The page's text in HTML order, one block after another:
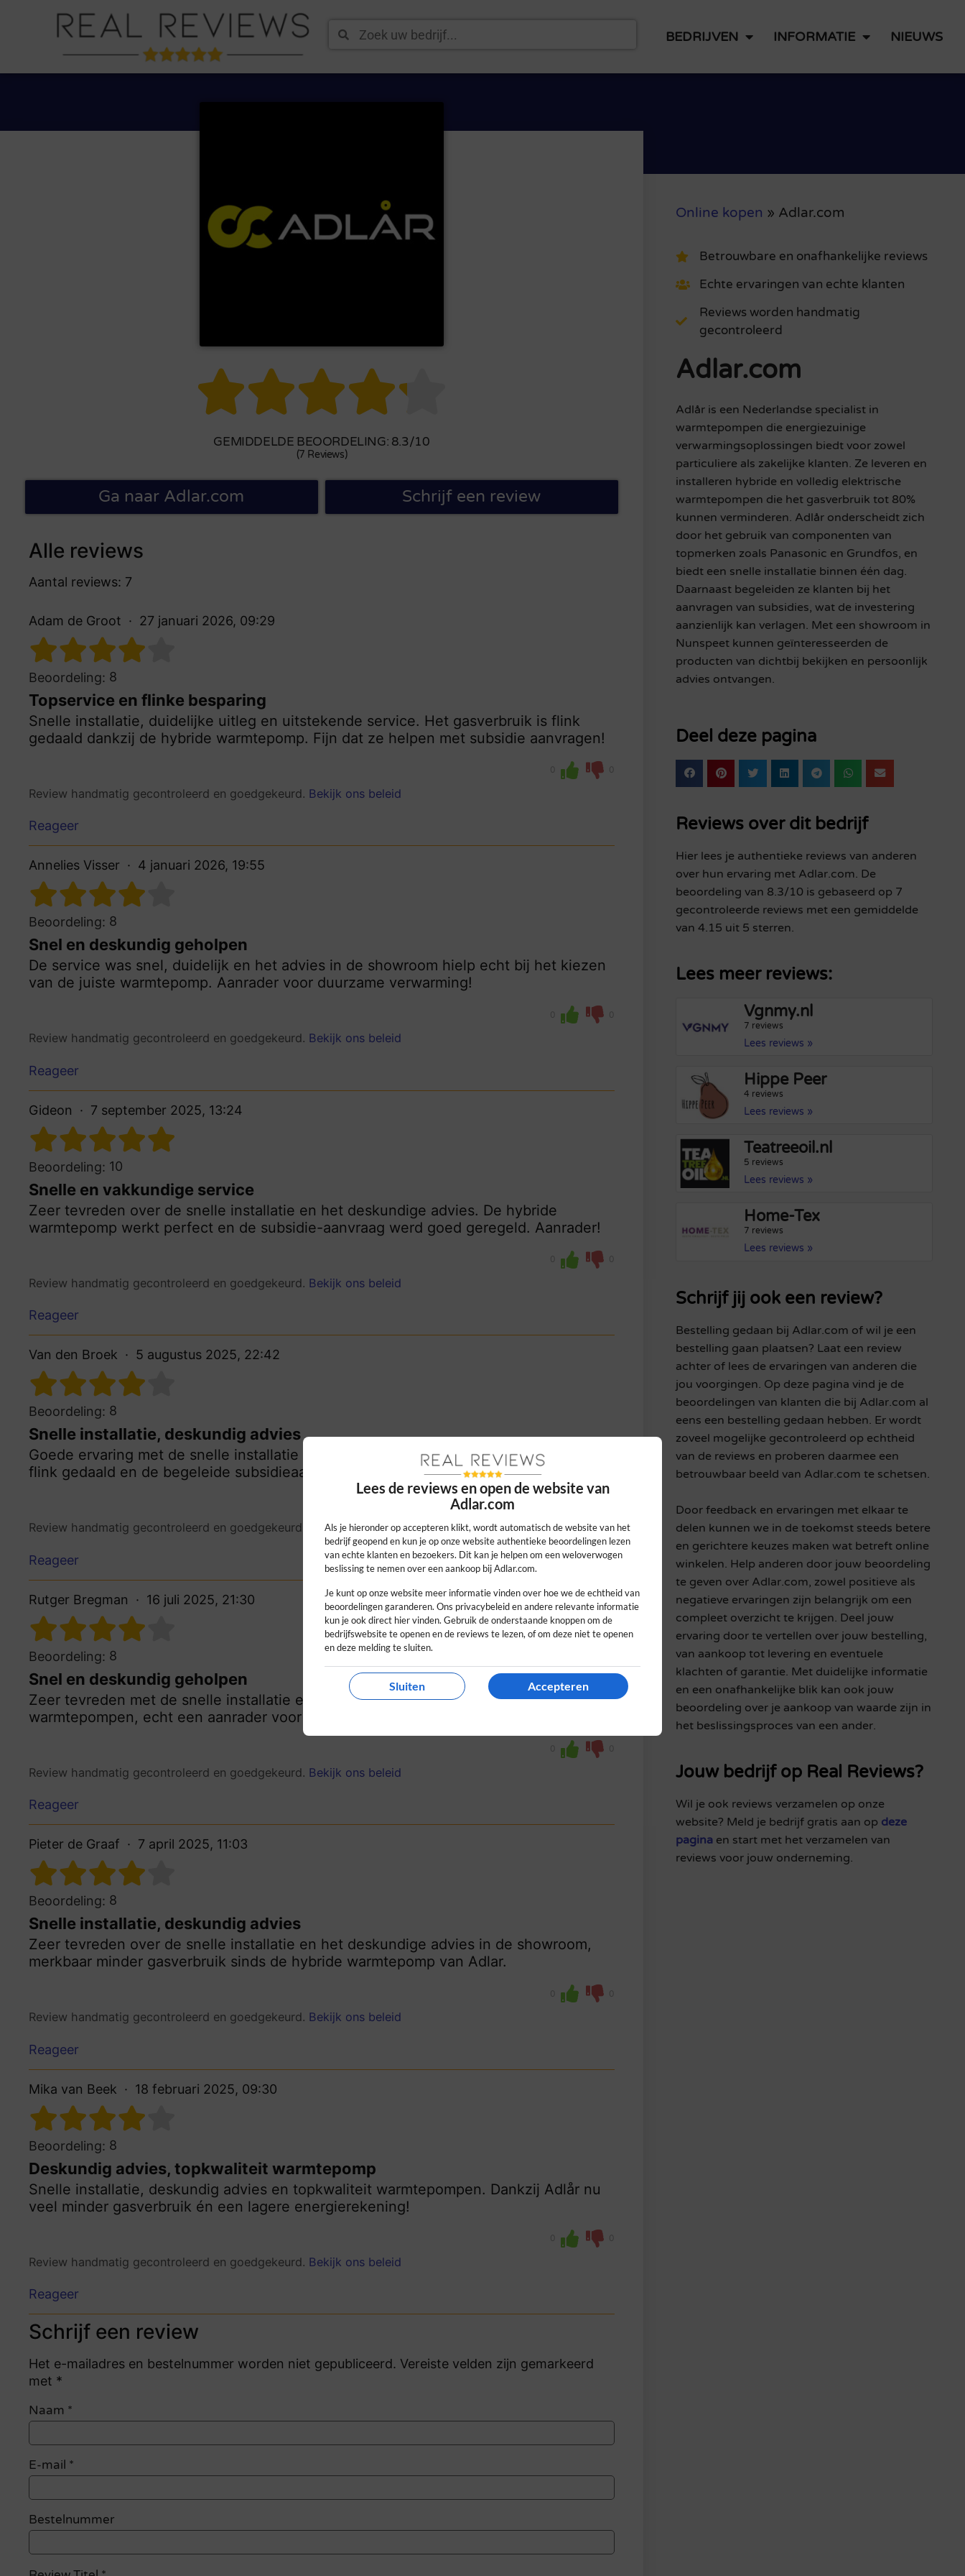
BEDRIJVEN INFORMATIE NIEUWS

GEMIDDELDE BEOORDELING: 8.3/10
(7 Reviews)
Ga naar Adlar.com Schrijf een review
Alle reviews
Aantal reviews: 7
Adam de Groot 27 januari 2026, 09:29
Beoordeling: 8
Topservice en flinke besparing
Snelle installatie, duidelijke uitleg en uitstekende service. Het gasverbruik is flink
gedaald dankzij de hybride warmtepomp. Fijn dat ze helpen met subsidie aanvragen!
0 0
Review handmatig gecontroleerd en goedgekeurd. Bekijk ons beleid
Reageer
Annelies Visser 4 januari 2026, 19:55
Beoordeling: 8
Snel en deskundig geholpen
De service was snel, duidelijk en het advies in de showroom hielp echt bij het kiezen
van de juiste warmtepomp. Aanrader voor duurzame verwarming!
0 0
Review handmatig gecontroleerd en goedgekeurd. Bekijk ons beleid
Reageer
Gideon 7 september 2025, 13:24
Beoordeling: 10
Snelle en vakkundige service
Zeer tevreden over de snelle installatie en het deskundige advies. De hybride
warmtepomp werkt perfect en de subsidie-aanvraag werd goed geregeld. Aanrader!
0 0
Review handmatig gecontroleerd en goedgekeurd. Bekijk ons beleid
Reageer
Van den Broek 5 augustus 2025, 22:42
Beoordeling: 8
Snelle installatie, deskundig advies
Goede ervaring met de snelle installatie en het deskundig advies. Mijn gasverbruik is
flink gedaald en de begeleide subsidieaanvraag maakte het extra aantrekkelijk.
Review handmatig gecontroleerd en goedgekeurd. Bekijk ons beleid
Reageer
Rutger Bregman 16 juli 2025, 21:30
Beoordeling: 8
Snel en deskundig geholpen
Zeer tevreden met de snelle installatie en het deskundige advies over
warmtepompen, echt een aanrader voor wie wil besparen op gas.
0 0
Review handmatig gecontroleerd en goedgekeurd. Bekijk ons beleid
Reageer
Pieter de Graaf 7 april 2025, 11:03
Beoordeling: 8
Snelle installatie, deskundig advies
Zeer tevreden over de snelle installatie en het deskundige advies in de showroom,
merkbaar minder gasverbruik sinds de hybride warmtepomp van Adlar.
0 0
Review handmatig gecontroleerd en goedgekeurd. Bekijk ons beleid
Reageer
Mika van Beek 18 februari 2025, 09:30
Beoordeling: 8
Deskundig advies, topkwaliteit warmtepomp
Snelle installatie, deskundig advies en topkwaliteit warmtepompen. Dankzij Adlår nu
veel minder gasverbruik én een lagere energierekening!
0 0
Review handmatig gecontroleerd en goedgekeurd. Bekijk ons beleid
Reageer
Schrijf een review
Het e-mailadres en bestelnummer worden niet gepubliceerd. Vereiste velden zijn gemarkeerd
met *
Naam *
E-mail *
Bestelnummer
Online kopen » Adlar.com
Betrouwbare en onafhankelijke reviews
Echte ervaringen van echte klanten
Reviews worden handmatig
gecontroleerd
Adlar.com
Adlår is een Nederlandse specialist in
warmtepompen die energiezuinige
verwarmingsoplossingen biedt voor zowel
particuliere als zakelijke klanten. Ze leveren en
installeren hybride en volledig elektrische
warmtepompen die het gasverbruik tot 80%
kunnen verminderen. Adlår onderscheidt zich
door het gebruik van componenten van
topmerken zoals Panasonic en Grundfos, en
biedt een snelle installatie binnen één dag.
Daarnaast begeleiden ze klanten bij het
aanvragen van subsidies, wat de investering
aanzienlijk kan verlagen. Met een showroom in
Nunspeet kunnen geïnteresseerden de
producten van dichtbij bekijken en persoonlijk
advies ontvangen.
Deel deze pagina
Reviews over dit bedrijf
Hier lees je authentieke reviews van anderen
over hun ervaring met Adlar.com. De
beoordeling van 8.3/10 is gebaseerd op 7
gecontroleerde reviews met een gemiddelde
van 4.15 uit 5 sterren.
Lees meer reviews:
Vgnmy.nl
7 reviews
Lees reviews »
Hippe Peer
4 reviews
Lees reviews »
Teatreeoil.nl
5 reviews
Lees reviews »
Home-Tex
7 reviews
Lees reviews »
Schrijf jij ook een review?
Bestelling gedaan bij Adlar.com of wil je een
bestelling gaan plaatsen? Laat een review
achter of lees de ervaringen van anderen die
jou voorgingen. Op deze pagina vind je de
beoordelingen van klanten die bij Adlar.com al
eens een bestelling gedaan hebben. Er wordt
zoveel mogelijke gecontroleerd op echtheid
van de reviews en proberen daarmee een
betrouwbaar beeld van Adlar.com te schetsen.
Door feedback en ervaringen met elkaar te
delen kunnen we in de toekomst steeds betere
en gerichtere keuzes maken wat betreft online
winkelen. Help anderen door jouw beoordeling
te geven over Adlar.com, zowel positieve als
negatieve ervaringen zijn belangrijk om een
compleet overzicht te krijgen. Deel jouw
ervaring door te vertellen over jouw bestelling,
van aankoop tot levering en eventuele
klachten of garantie. Met duidelijke informatie
en een onafhankelijke blik kan ook jouw
beoordeling over je aankoop van waarde zijn in
het beslissingsproces van een ander.
Jouw bedrijf op Real Reviews?
Wil je ook reviews verzamelen op onze
website? Meld je bedrijf gratis aan op deze
paginaen start met het verzamelen van
reviews voor jouw onderneming.
Lees de reviews en open de website van
Adlar.com
Als je hieronder op accepteren klikt, wordt automatisch de website van het
bedrijf geopend en kun je op onze website authentieke beoordelingen lezen
van echte klanten en bezoekers. Dit kan je helpen om een weloverwogen
beslissing te nemen over een aankoop bij Adlar.com.
Je kunt op onze website meer informatie vinden over hoe we de echtheid van
beoordelingen garanderen. Ons privacybeleid en andere relevante informatie
kun je ook direct hier vinden. Gebruik de onderstaande knoppen om de
bedrijfswebsite te openen en de reviews te lezen, of om deze niet te openen
en deze melding te sluiten.
Sluiten Accepteren